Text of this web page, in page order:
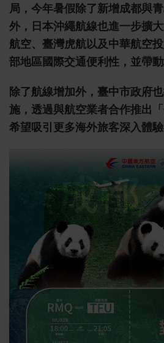
局，今年暑假除了新增成都與
外，日本沖繩航線也進一步擴
航空、臺灣虎航以及中華航空
部地區國際交通便利性，並帶動
除了航線增加外，臺中市政府
施，透過與航空業者合作推出
希望吸引更多海外旅客深入體驗